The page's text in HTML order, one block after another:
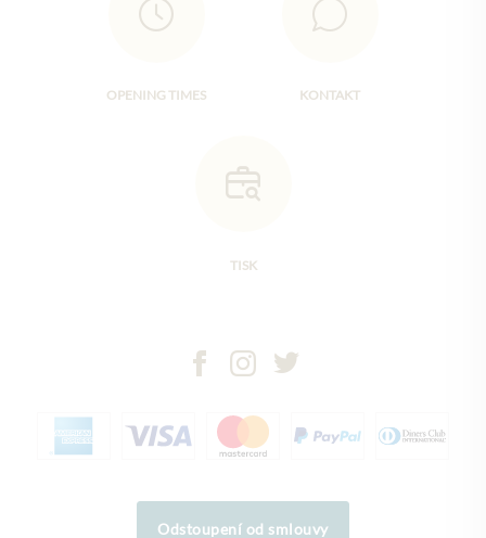
OPENING TIMES KONTAKT
TISK
Odstoupení od smlouvy